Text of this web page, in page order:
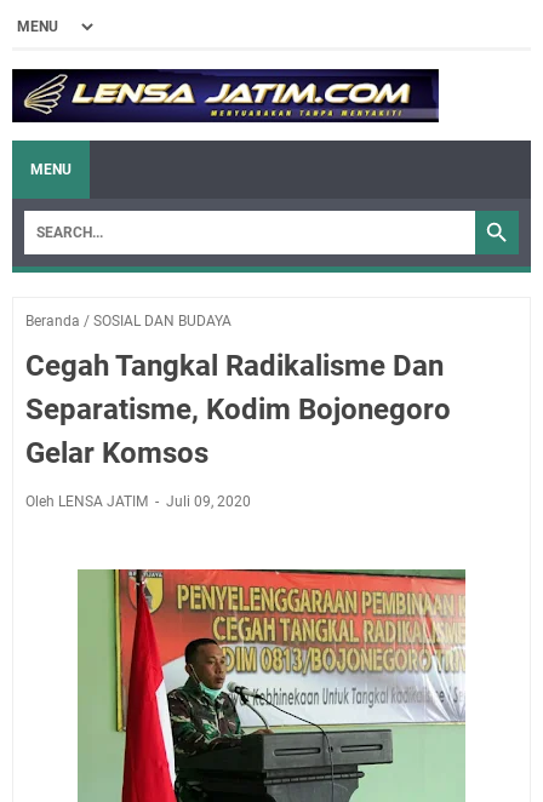
MENU
Beranda / SOSIAL DAN BUDAYA
Cegah Tangkal Radikalisme Dan
Separatisme, Kodim Bojonegoro
Gelar Komsos
Oleh LENSA JATIM Juli 09, 2020